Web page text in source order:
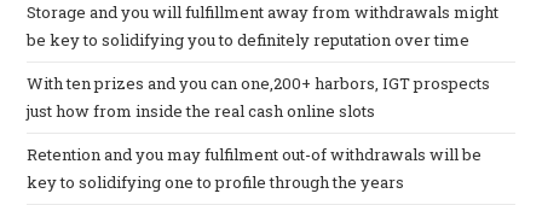
Storage and you will fulfillment away from withdrawals might
be key to solidifying you to definitely reputation over time
With ten prizes and you can one,200+ harbors, IGT prospects
just how from inside the real cash online slots
Retention and you may fulfilment out-of withdrawals will be
key to solidifying one to profile through the years